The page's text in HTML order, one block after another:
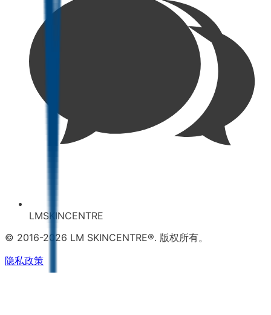
LMSKINCENTRE
© 2016-2026 LM SKINCENTRE®. 版权所有。
隐私政策